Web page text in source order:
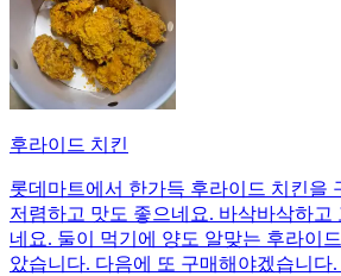
후라이드 치킨
롯데마트에서 한가득 후라이드 치킨을
저렴하고 맛도 좋으네요. 바삭바삭하고
네요. 둘이 먹기에 양도 알맞는 후라이
았습니다. 다음에 또 구매해야겠습니다